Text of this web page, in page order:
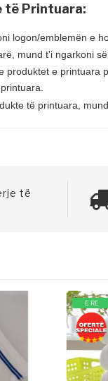
të Printuara:
logon/emblemën e
mund t'i ngarkoni
produktet e
të printuara,
të